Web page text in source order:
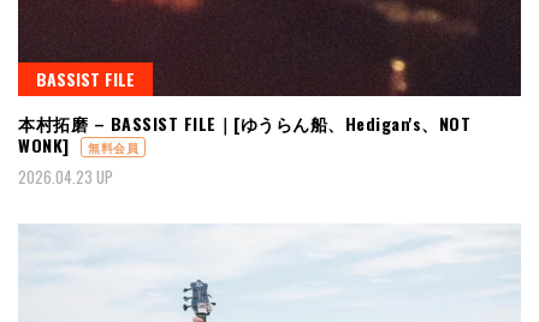
BASSIST FILE
本村拓磨 – BASSIST FILE｜[ゆうらん船、Hedigan's、NOT
WONK]
無料会員
2026.04.23 UP